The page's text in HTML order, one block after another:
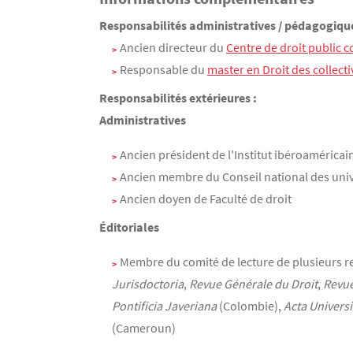
Responsabilités administratives /
Ancien directeur du Centre de droit public
Responsable du master en Droit des
Responsabilités extérieures :
Administratives
Ancien président de l'Institut
Ancien membre du Conseil national des
Ancien doyen de Faculté de droit
Éditoriales
Membre du comité de lecture de plusieurs
Jurisdoctoria, Revue Générale du Droit,
Pontificia Javeriana(Colombie), Acta
(Cameroun)